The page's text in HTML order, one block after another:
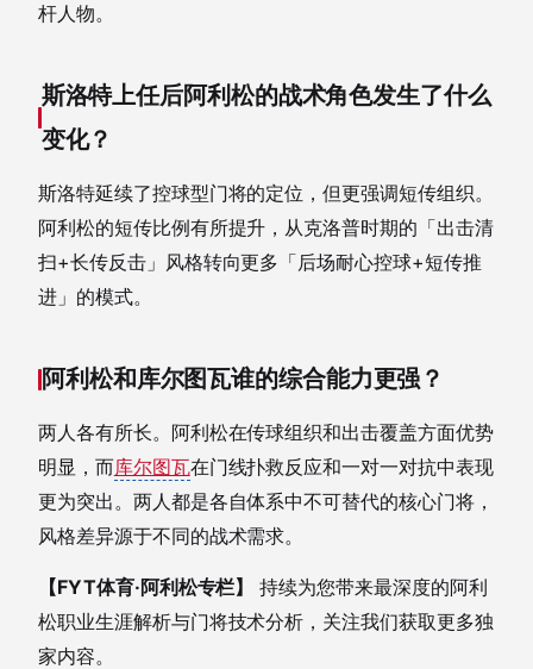
杆人物。
斯洛特上任后阿利松的战术角色发生了什么
变化？
斯洛特延续了控球型门将的定位，但更强调短传组织。
阿利松的短传比例有所提升，从克洛普时期的「出击清
扫+长传反击」风格转向更多「后场耐心控球+短传推
进」的模式。
阿利松和库尔图瓦谁的综合能力更强？
两人各有所长。阿利松在传球组织和出击覆盖方面优势
明显，而库尔图瓦在门线扑救反应和一对一对抗中表现
更为突出。两人都是各自体系中不可替代的核心门将，
风格差异源于不同的战术需求。
【FYT体育·阿利松专栏】
持续为您带来最深度的阿利
松职业生涯解析与门将技术分析，关注我们获取更多独
家内容。